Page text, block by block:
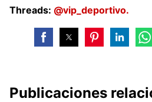
Threads: @vip_deportivo.
Publicaciones